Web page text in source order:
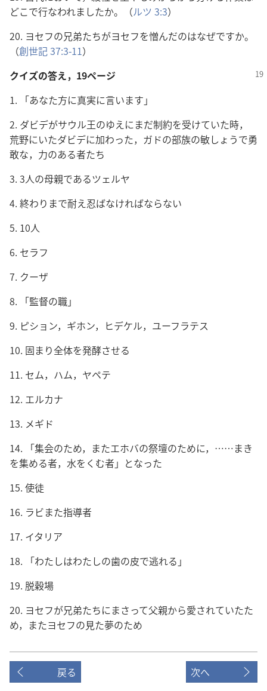
どこで行なわれましたか。（ルツ 3:3）
20. ヨセフの兄弟たちがヨセフを憎んだのはなぜですか。
（創世記 37:3-11）
クイズの答え，19ページ
1. 「あなた方に真実に言います」
2. ダビデがサウル王のゆえにまだ制約を受けていた時，
荒野にいたダビデに加わった，ガドの部族の敏しょうで勇
敢な，力のある者たち
3. 3人の母親であるツェルヤ
4. 終わりまで耐え忍ばなければならない
5. 10人
6. セラフ
7. クーザ
8. 「監督の職」
9. ピション，ギホン，ヒデケル，ユーフラテス
10. 固まり全体を発酵させる
11. セム，ハム，ヤペテ
12. エルカナ
13. メギド
14. 「集会のため，またエホバの祭壇のために，……まき
を集める者，水をくむ者」となった
15. 使徒
16. ラビまた指導者
17. イタリア
18. 「わたしはわたしの歯の皮で逃れる」
19. 脱穀場
20. ヨセフが兄弟たちにまさって父親から愛されていたた
め，またヨセフの見た夢のため
戻る 次へ